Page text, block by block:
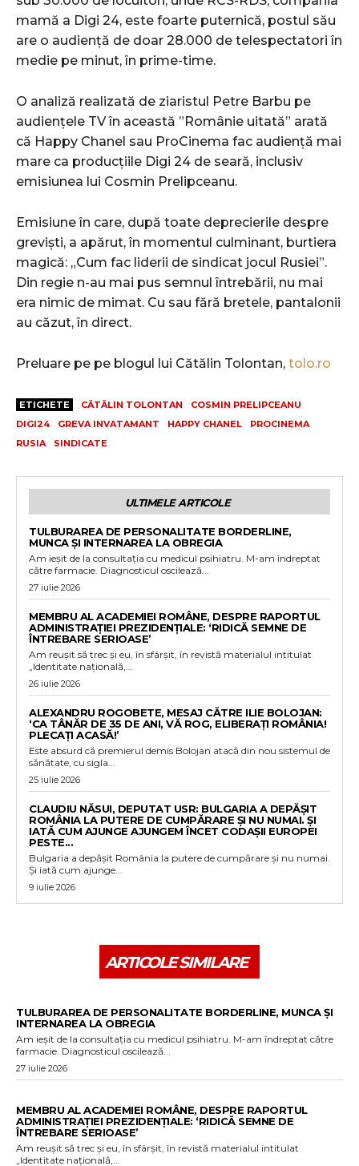
mamă a Digi 24, este foarte puternică, postul său
are o audiență de doar 28.000 de telespectatori în
medie pe minut, în prime-time.
O analiză realizată de ziaristul Petre Barbu pe
audiențele TV în această ”Românie uitată” arată
că Happy Chanel sau ProCinema fac audiență mai
mare ca producțiile Digi 24 de seară, inclusiv
emisiunea lui Cosmin Prelipceanu.
Emisiune în care, după toate deprecierile despre
greviști, a apărut, în momentul culminant, burtiera
magică: „Cum fac liderii de sindicat jocul Rusiei”.
Din regie n-au mai pus semnul întrebării, nu mai
era nimic de mimat. Cu sau fără bretele, pantalonii
au căzut, în direct.
Preluare pe pe blogul lui Cătălin Tolontan, tolo.ro
ETICHETE CĂTĂLIN TOLONTAN
COSMIN PRELIPCEANU
DIGI24
GREVA INVATAMANT HAPPY CHANEL
PROCINEMA
RUSIA
SINDICATE
ULTIMELE ARTICOLE
TULBURAREA DE PERSONALITATE BORDERLINE,
MUNCA ȘI INTERNAREA LA OBREGIA
Am ieșit de la consultația cu medicul psihiatru. M-am îndreptat
către farmacie. Diagnosticul oscilează...
27 iulie 2026
MEMBRU AL ACADEMIEI ROMÂNE, DESPRE RAPORTUL
ADMINISTRAȚIEI PREZIDENȚIALE: ‘RIDICĂ SEMNE DE
ÎNTREBARE SERIOASE’
Am reușit să trec și eu, în sfârșit, în revistă materialul intitulat
„Identitate națională,...
26 iulie 2026
ALEXANDRU ROGOBETE, MESAJ CĂTRE ILIE BOLOJAN:
‘CA TÂNĂR DE 35 DE ANI, VĂ ROG, ELIBERAȚI ROMÂNIA!
PLECAȚI ACASĂ!’
Este absurd că premierul demis Bolojan atacă din nou sistemul de
sănătate, cu sigla...
25 iulie 2026
CLAUDIU NĂSUI, DEPUTAT USR: BULGARIA A DEPĂȘIT
ROMÂNIA LA PUTERE DE CUMPĂRARE ȘI NU NUMAI. ȘI
IATĂ CUM AJUNGE AJUNGEM ÎNCET CODAȘII EUROPEI
PESTE...
Bulgaria a depășit România la putere de cumpărare și nu numai.
Și iată cum ajunge...
9 iulie 2026
ARTICOLE SIMILARE
TULBURAREA DE PERSONALITATE BORDERLINE, MUNCA ȘI
INTERNAREA LA OBREGIA
Am ieșit de la consultația cu medicul psihiatru. M-am îndreptat către
farmacie. Diagnosticul oscilează...
27 iulie 2026
MEMBRU AL ACADEMIEI ROMÂNE, DESPRE RAPORTUL
ADMINISTRAȚIEI PREZIDENȚIALE: ‘RIDICĂ SEMNE DE
ÎNTREBARE SERIOASE’
Am reușit să trec și eu, în sfârșit, în revistă materialul intitulat
„Identitate națională,...